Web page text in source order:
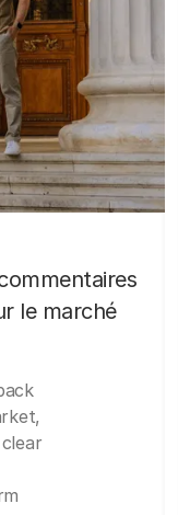
le marché